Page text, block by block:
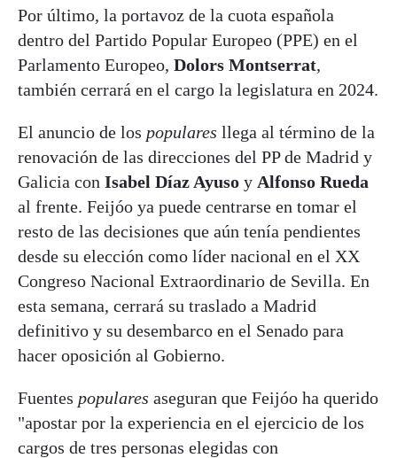
Por último, la portavoz de la cuota española
dentro del Partido Popular Europeo (PPE) en el
Parlamento Europeo, Dolors Montserrat,
también cerrará en el cargo la legislatura en 2024.
El anuncio de los populares llega al término de la
renovación de las direcciones del PP de Madrid y
Galicia con Isabel Díaz Ayuso y Alfonso Rueda
al frente. Feijóo ya puede centrarse en tomar el
resto de las decisiones que aún tenía pendientes
desde su elección como líder nacional en el XX
Congreso Nacional Extraordinario de Sevilla. En
esta semana, cerrará su traslado a Madrid
definitivo y su desembarco en el Senado para
hacer oposición al Gobierno.
Fuentes populares aseguran que Feijóo ha querido
"apostar por la experiencia en el ejercicio de los
cargos de tres personas elegidas con